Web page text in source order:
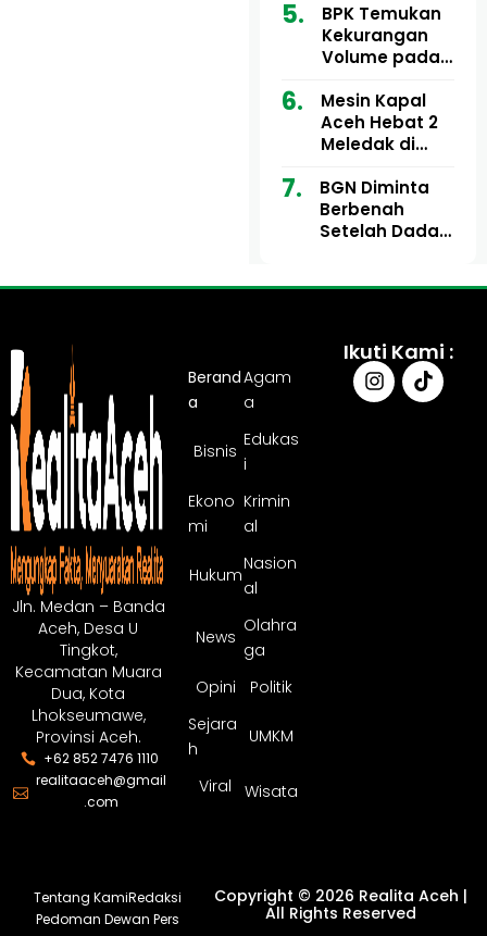
Miliar Tuai
Sorotan, Publik
Pertanyakan
Anggaran
BPK Temukan
Kekurangan
Volume pada
Aceh Utara
Tahun 2024,
Pengembalian
Sepenuhnya
Tuntas
Mesin Kapal
Aceh Hebat 2
Meledak di
Ulee Lheue, 14
Orang Derita
Luka Bakar
BGN Diminta
Berbenah
Setelah Dadan
Jln. Medan – Banda
Aceh, Desa U
Tingkot,
Kecamatan Muara
Dua, Kota
Lhokseumawe,
Provinsi Aceh.
+62 852 7476 1110
realitaaceh@gmail
.com
Berand
a
Agam
a
Bisnis
Edukas
i
Ekono
mi
Krimin
al
Hukum
Nasion
al
News
Olahra
ga
Opini
Politik
Sejara
h
UMKM
Viral Wisata
Ikuti Kami :
Tentang KamiRedaksi
Pedoman Dewan Pers
Copyright © 2026 Realita Aceh |
All Rights Reserved